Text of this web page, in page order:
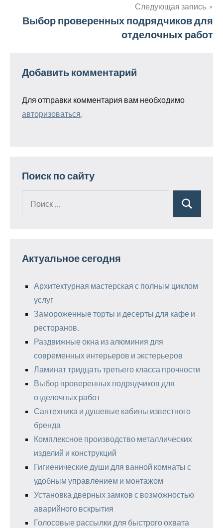
Следующая запись
Выбор проверенных подрядчиков для
отделочных работ
Добавить комментарий
Для отправки комментария вам необходимо
авторизоваться
Поиск по сайту
Поиск
Актуальное сегодня
Архитектурная мастерская с полным циклом
услуг
Замороженные торты и десерты для кафе и
ресторанов.
Раздвижные окна из алюминия для
современных интерьеров и экстерьеров
Ламинат тридцать третьего класса прочности
Выбор проверенных подрядчиков для
отделочных работ
Сантехника и душевые кабины известного
бренда
Комплексное производство металлических
изделий и конструкций
Гигиенические души для ванной комнаты с
удобным управлением и монтажом
Установка дверных замков с возможностью
аварийного вскрытия
Голосовые рассылки для быстрого охвата